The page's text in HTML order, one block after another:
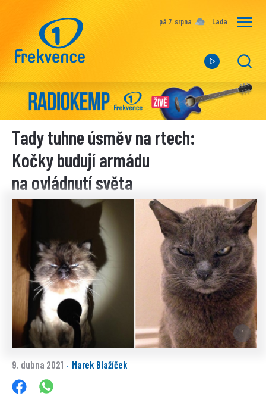
pá 7. srpna Lada
Tady tuhne úsměv na rtech:
Kočky budují armádu
na ovládnutí světa
9. dubna 2021 · Marek Blažíček